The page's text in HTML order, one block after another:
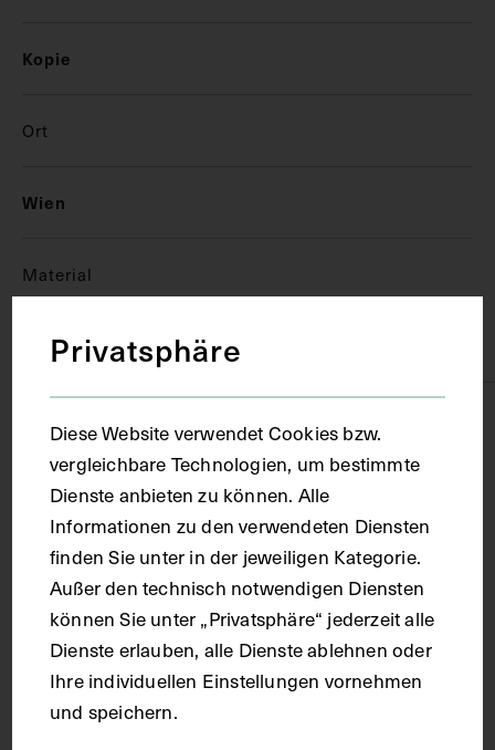
Kopie
Ort
Wien
Material
Karton
Fotografie
Maße
Bildmaß 12,9 x 19,7 cm
Kurzbeschreibung
Privatsphäre
Diese Website verwendet Cookies bzw.
vergleichbare Technologien, um bestimmte
Dienste anbieten zu können. Alle
Informationen zu den verwendeten Diensten
finden Sie unter in der jeweiligen Kategorie.
Außer den technisch notwendigen Diensten
können Sie unter „Privatsphäre“ jederzeit alle
Dienste erlauben, alle Dienste ablehnen oder
Ihre individuellen Einstellungen vornehmen
und speichern.